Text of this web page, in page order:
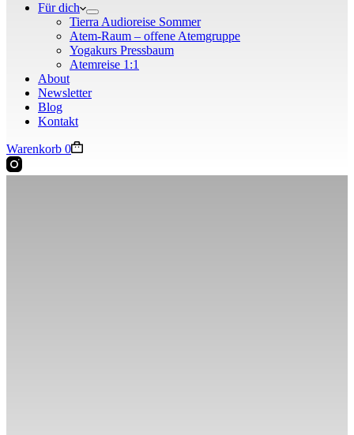
Für dich
Tierra Audioreise Sommer
Atem-Raum – offene Atemgruppe
Yogakurs Pressbaum
Atemreise 1:1
About
Newsletter
Blog
Kontakt
Warenkorb 0